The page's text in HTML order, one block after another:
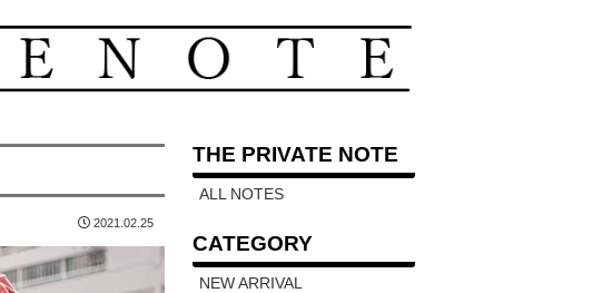
2021.02.25
THE PRIVATE NOTE
ALL NOTES
CATEGORY
NEW ARRIVAL